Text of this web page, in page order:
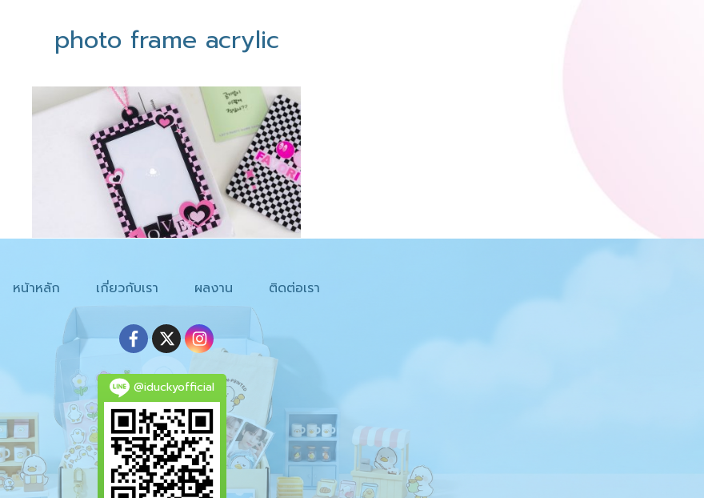
photo frame acrylic
หน้าหลัก เกี่ยวกับเรา ผลงาน ติดต่อเรา
@iduckyofficial